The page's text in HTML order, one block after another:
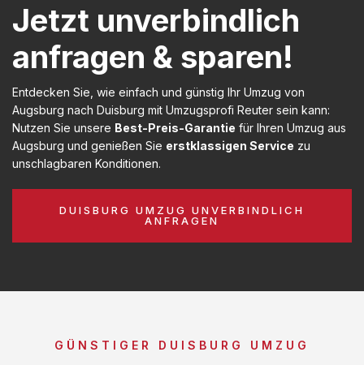
Jetzt unverbindlich
anfragen & sparen!
Entdecken Sie, wie einfach und günstig Ihr Umzug von
Augsburg nach Duisburg mit Umzugsprofi Reuter sein kann:
Nutzen Sie unsere Best-Preis-Garantie für Ihren Umzug aus
Augsburg und genießen Sie erstklassigen Service zu
unschlagbaren Konditionen.
DUISBURG UMZUG UNVERBINDLICH
ANFRAGEN
GÜNSTIGER DUISBURG UMZUG